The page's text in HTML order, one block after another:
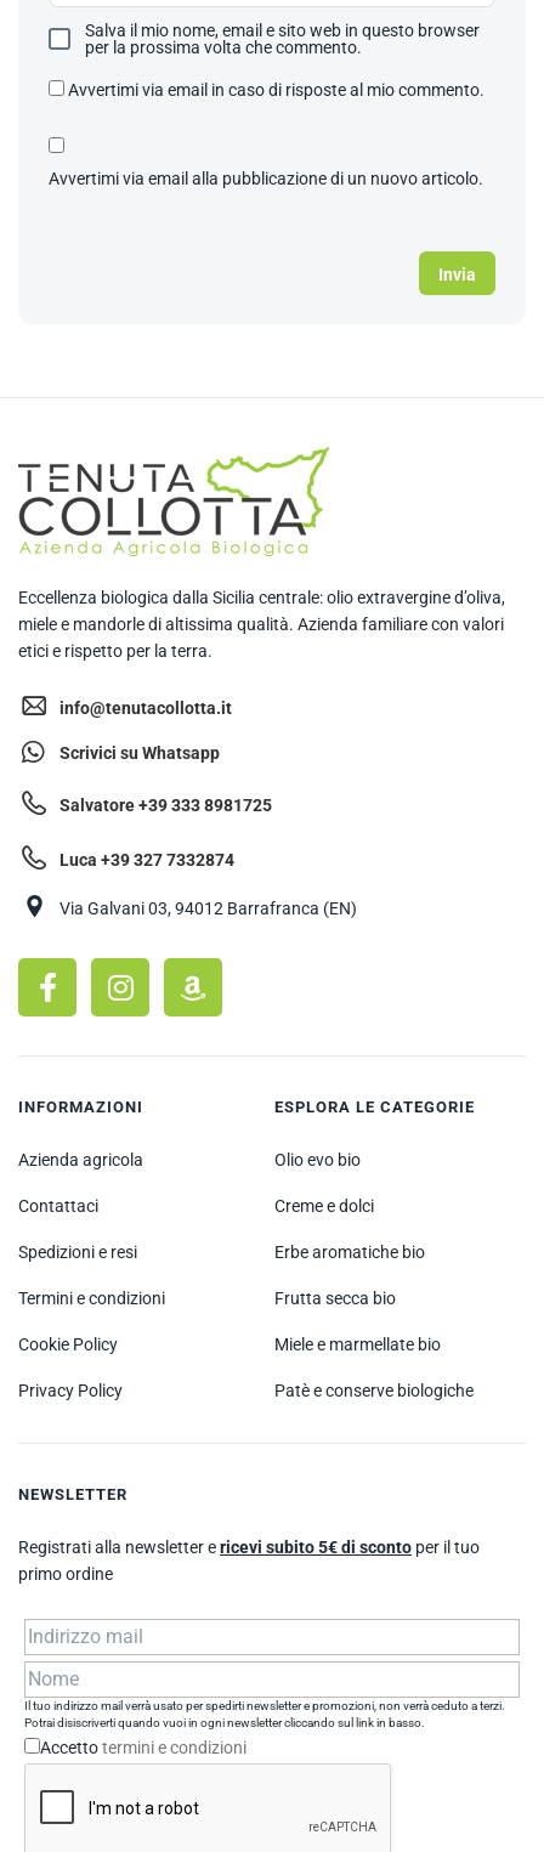
Salva il mio nome, email e sito web in questo browser
per la prossima volta che commento.
Avvertimi via email in caso di risposte al mio commento.
Avvertimi via email alla pubblicazione di un nuovo articolo.
Eccellenza biologica dalla Sicilia centrale: olio extravergine d’oliva,
miele e mandorle di altissima qualità. Azienda familiare con valori
etici e rispetto per la terra.
info@tenutacollotta.it
Scrivici su Whatsapp
Salvatore +39 333 8981725
Luca +39 327 7332874
Via Galvani 03, 94012 Barrafranca (EN)
INFORMAZIONI
Azienda agricola
Contattaci
Spedizioni e resi
Termini e condizioni
Cookie Policy
Privacy Policy
ESPLORA LE CATEGORIE
Olio evo bio
Creme e dolci
Erbe aromatiche bio
Frutta secca bio
Miele e marmellate bio
Patè e conserve biologiche
NEWSLETTER
Registrati alla newsletter ericevi subito 5€ di sconto per il tuo
primo ordine
Il tuo indirizzo mail verrà usato per spedirti newsletter e promozioni, non verrà ceduto a terzi.
Potrai disiscriverti quando vuoi in ogni newsletter cliccando sul link in basso.
Accettotermini e condizioni